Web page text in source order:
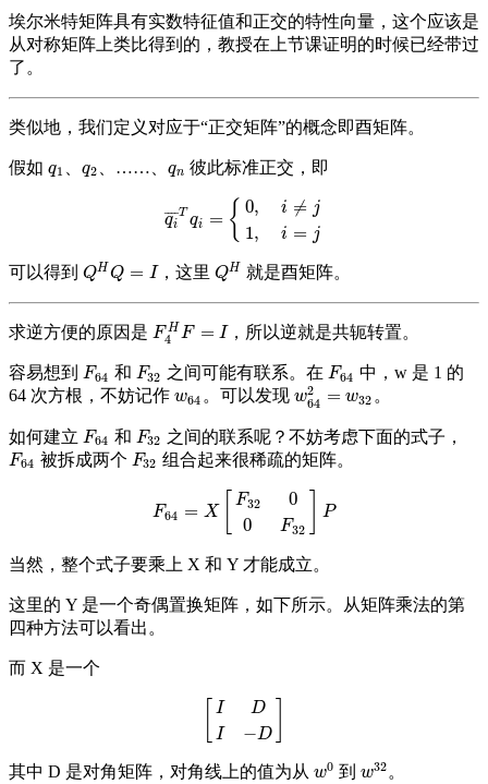
埃尔米特矩阵具有实数特征值和正交的特性向量，这个应该是
从对称矩阵上类比得到的，教授在上节课证明的时候已经带过
了。
类似地，我们定义对应于“正交矩阵”的概念即酉矩阵。
假如 q1
q1 、q2
q2 、……、qn
qn 彼此标准正交，即
qi
¯ ¯
¯¯T qi = { 0, i ≠ j
1, i = j
q i¯Tqi ={ ,i =
可以得到 QHQ = I
QHQ=I ，这里 QH
QH 就是酉矩阵。
求逆方便的原因是 F H
4 F = I
F4HF=I ，所以逆就是共轭转置。
容易想到 F64
F64 和 F32
F32 之间可能有联系。在 F64
F64 中，w 是 1 的
64 次方根，不妨记作 w64
w64。可以发现 w2
64 = w32
w64 2= w32 。
如何建立 F64
F64 和 F32
F32 之间的联系呢？不妨考虑下面的式子，
F64
F64 被拆成两个 F32
F32 组合起来很稀疏的矩阵。
F64 = X
F32
0
0
F32
P
F 64 =X 320
当然，整个式子要乘上 X 和 Y 才能成立。
这里的 Y 是一个奇偶置换矩阵，如下所示。从矩阵乘法的第
四种方法可以看出。
而 X 是一个
I
I
D
−D
其中 D 是对角矩阵，对角线上的值为从 w0
w0 到 w32
w32。